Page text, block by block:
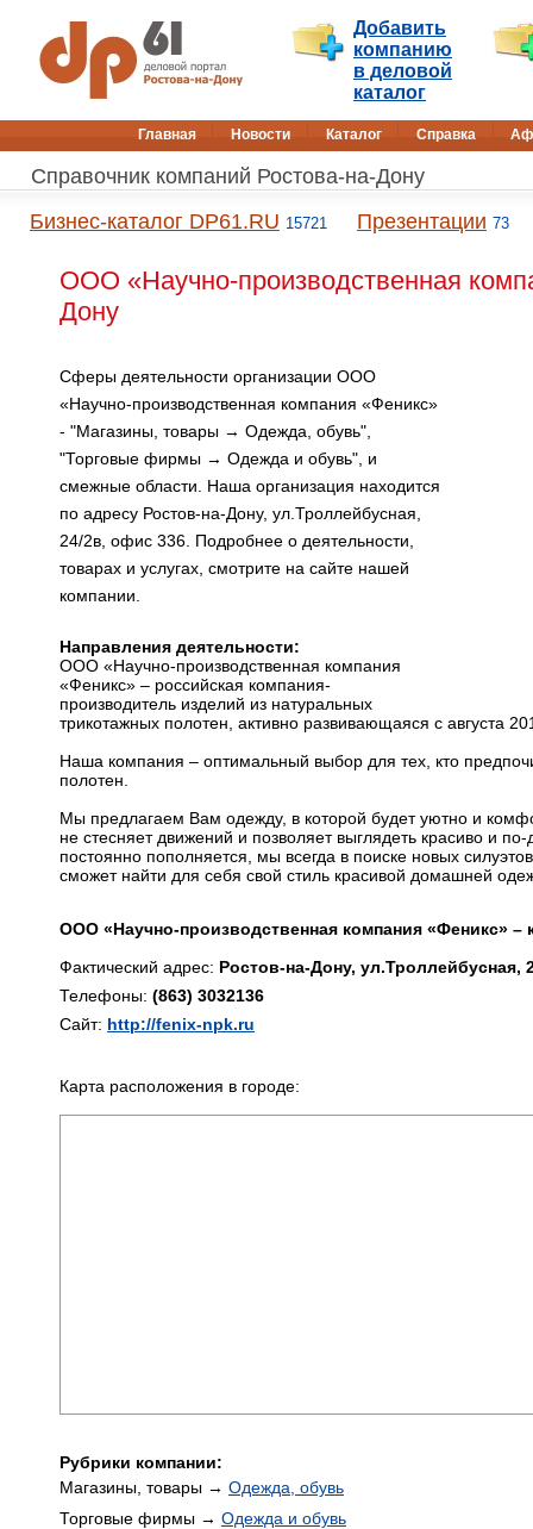
Добавить
компанию
в деловой
каталог
Главная Новости Каталог Справка
Справочник компаний Ростова-на-Дону
Бизнес-каталог DP61.RU 15721 Презентации 73
ООО «Научно-производственная
Дону
Сферы деятельности организации ООО
«Научно-производственная компания «Феникс»
- "Магазины, товары → Одежда, обувь",
"Торговые фирмы → Одежда и обувь", и
смежные области. Наша организация находится
по адресу Ростов-на-Дону, ул.Троллейбусная,
24/2в, офис 336. Подробнее о деятельности,
товарах и услугах, смотрите на сайте нашей
компании.
Направления деятельности:
ООО «Научно-производственная компания
«Феникс» – российская компания-
производитель изделий из натуральных
трикотажных полотен, активно развивающаяся с августа
Наша компания – оптимальный выбор для тех, кто
полотен.
Мы предлагаем Вам одежду, в которой будет уютно и
не стесняет движений и позволяет выглядеть красиво и
постоянно пополняется, мы всегда в поиске новых
сможет найти для себя свой стиль красивой домашней
ООО «Научно-производственная компания «Феникс» –
Фактический адрес: Ростов-на-Дону, ул.Троллейбусная,
Телефоны: (863) 3032136
Сайт: http://fenix-npk.ru
Карта расположения в городе:
Рубрики компании:
Магазины, товары → Одежда, обувь
Торговые фирмы → Одежда и обувь